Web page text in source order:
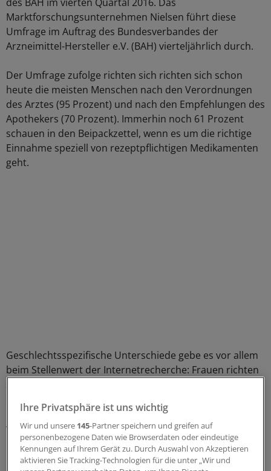
Marktforschungsunternehmen Nielsen führt diese
Umfrage im Auftrag des Bundesverbandes der
Arzneimittel-Hersteller e.V. (BAH) vierteljährlich durch.
Der Umfrage zufolge richten sich richten sich schon
heute die meisten Menschen nach den Verordnungen
des Arztes (95 Prozent) und nach den Empfehlungen des
Apothekers (70 Prozent). Immerhin noch 61 Prozent
schauen in den Beipackzettel, wenn es um die richtige
Einnahme speziell von rezeptpflichtigen Medikamenten
geht.
Geschlechtsspezifische Unterschiede gebe es vor allem
beim Stellenwert der Internetrecherche: Frauen richten
berichtet der BAH. Männer dagegen recherchierten
vergleichsweise öfter im Internet.
Gerade bei leichten Erkrankungen gaben 80 Prozentder
Ihre Privatsphäre ist uns wichtig
Wir und unsere 145-Partner speichern und greifen auf
personenbezogene Daten wie Browserdaten oder eindeutige
Kennungen auf Ihrem Gerät zu. Durch Auswahl von Akzeptieren
aktivieren Sie Tracking-Technologien für die unter „Wir und